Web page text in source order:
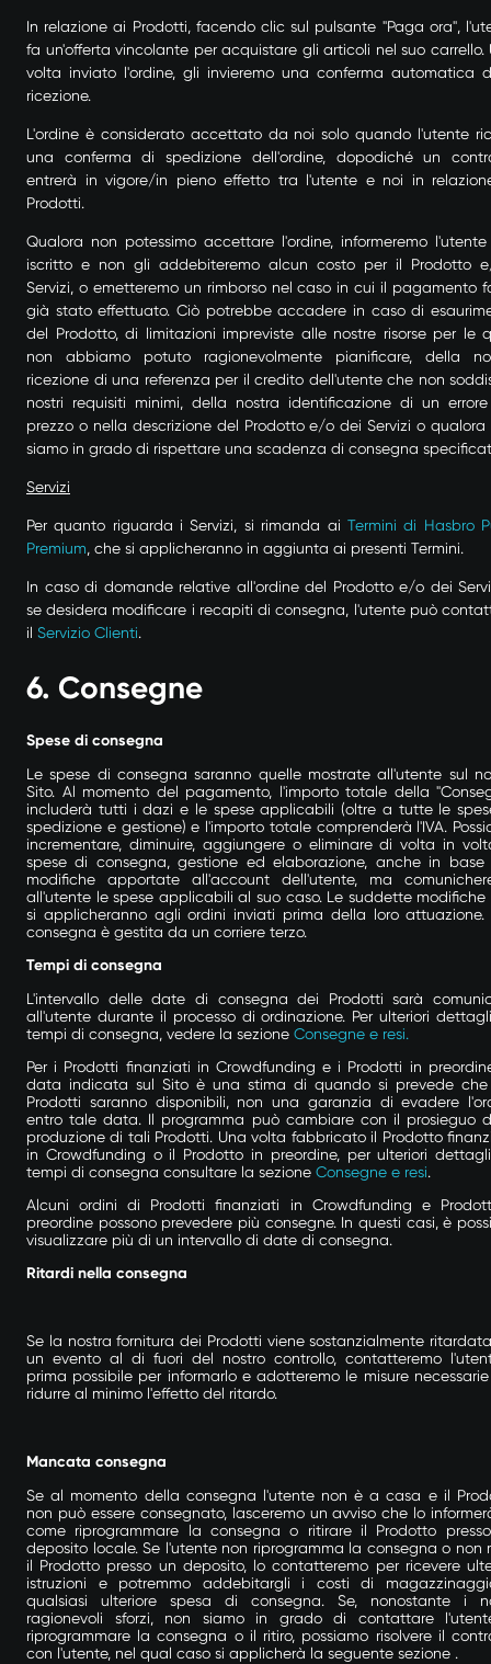
In relazione ai Prodotti, facendo clic sul pulsante "Paga ora",
fa un'offerta vincolante per acquistare gli articoli nel suo carrello.
volta inviato l'ordine, gli invieremo una conferma automatica
ricezione.
L'ordine è considerato accettato da noi solo quando l'utente
una conferma di spedizione dell'ordine, dopodiché un
entrerà in vigore/in pieno effetto tra l'utente e noi in
Prodotti.
Qualora non potessimo accettare l'ordine, informeremo
iscritto e non gli addebiteremo alcun costo per il Prodotto
Servizi, o emetteremo un rimborso nel caso in cui il pagamento
già stato effettuato. Ciò potrebbe accadere in caso di
del Prodotto, di limitazioni impreviste alle nostre risorse per le
non abbiamo potuto ragionevolmente pianificare, della
ricezione di una referenza per il credito dell'utente che non
nostri requisiti minimi, della nostra identificazione di un
prezzo o nella descrizione del Prodotto e/o dei Servizi o qualora
siamo in grado di rispettare una scadenza di consegna
Servizi
Per quanto riguarda i Servizi, si rimanda ai Termini di Hasbro
Premium, che si applicheranno in aggiunta ai presenti Termini.
In caso di domande relative all'ordine del Prodotto e/o dei
se desidera modificare i recapiti di consegna, l'utente può
il Servizio Clienti.
6. Consegne
Spese di consegna
Le spese di consegna saranno quelle mostrate all'utente sul
Sito. Al momento del pagamento, l'importo totale della
includerà tutti i dazi e le spese applicabili (oltre a tutte le
spedizione e gestione) e l'importo totale comprenderà l'IVA.
incrementare, diminuire, aggiungere o eliminare di volta in
spese di consegna, gestione ed elaborazione, anche in base
modifiche apportate all'account dell'utente, ma
all'utente le spese applicabili al suo caso. Le suddette modifiche
si applicheranno agli ordini inviati prima della loro
consegna è gestita da un corriere terzo.
Tempi di consegna
L'intervallo delle date di consegna dei Prodotti sarà
all'utente durante il processo di ordinazione. Per ulteriori
tempi di consegna, vedere la sezione Consegne e resi.
Per i Prodotti finanziati in Crowdfunding e i Prodotti in
data indicata sul Sito è una stima di quando si prevede
Prodotti saranno disponibili, non una garanzia di evadere
entro tale data. Il programma può cambiare con il prosieguo
produzione di tali Prodotti. Una volta fabbricato il Prodotto
in Crowdfunding o il Prodotto in preordine, per ulteriori
tempi di consegna consultare la sezione Consegne e resi.
Alcuni ordini di Prodotti finanziati in Crowdfunding e
preordine possono prevedere più consegne. In questi casi, è
visualizzare più di un intervallo di date di consegna.
Ritardi nella consegna
Se la nostra fornitura dei Prodotti viene sostanzialmente
un evento al di fuori del nostro controllo, contatteremo
prima possibile per informarlo e adotteremo le misure
ridurre al minimo l'effetto del ritardo.
Mancata consegna
Se al momento della consegna l'utente non è a casa e il
non può essere consegnato, lasceremo un avviso che lo
come riprogrammare la consegna o ritirare il Prodotto
deposito locale. Se l'utente non riprogramma la consegna o non
il Prodotto presso un deposito, lo contatteremo per ricevere
istruzioni e potremmo addebitargli i costi di
qualsiasi ulteriore spesa di consegna. Se, nonostante i
ragionevoli sforzi, non siamo in grado di contattare
riprogrammare la consegna o il ritiro, possiamo risolvere il
con l'utente, nel qual caso si applicherà la seguente sezione .